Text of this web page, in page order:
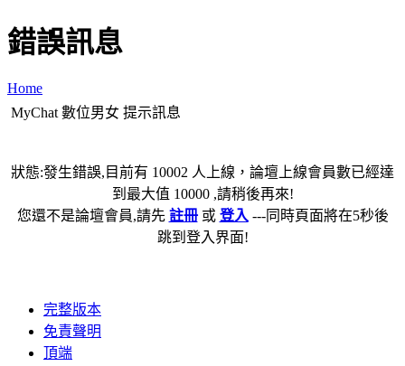
錯誤訊息
Home
MyChat 數位男女 提示訊息
狀態:發生錯誤,目前有 10002 人上線，論壇上線會員數已經達
到最大值 10000 ,請稍後再來!
您還不是論壇會員,請先 註冊或 登入 ---同時頁面將在5秒後
跳到登入界面!
完整版本
免責聲明
頂端